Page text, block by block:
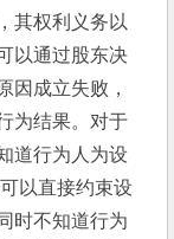
其权利义务以
以通过股东决
因成立失败，
为结果。对于
道行为人为设
以直接约束设
时不知道行为